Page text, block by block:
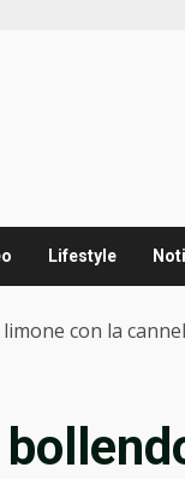
Lifestyle
con la